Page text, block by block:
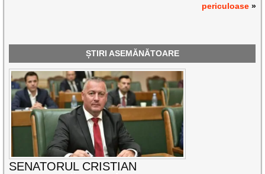
periculoase»
ȘTIRI ASEMĂNĂTOARE
SENATORUL CRISTIAN